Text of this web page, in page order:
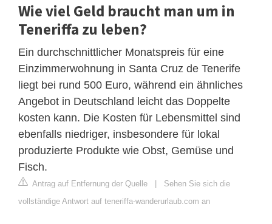
Wie viel Geld braucht man um in
Teneriffa zu leben?
Ein durchschnittlicher Monatspreis für eine
Einzimmerwohnung in Santa Cruz de Tenerife
liegt bei rund 500 Euro, während ein ähnliches
Angebot in Deutschland leicht das Doppelte
kosten kann. Die Kosten für Lebensmittel sind
ebenfalls niedriger, insbesondere für lokal
produzierte Produkte wie Obst, Gemüse und
Fisch.
Antrag auf Entfernung der Quelle | Sehen Sie sich die
vollständige Antwort auf teneriffa-wanderurlaub.com an